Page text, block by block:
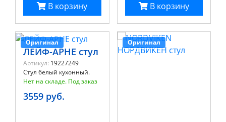
В корзину
В корзину
Оригинал
ЛЕЙФ-АРНЕ стул
Артикул: 19227249
Стул белый кухонный.
Нет на складе. Под заказ
3559 руб.
Оригинал